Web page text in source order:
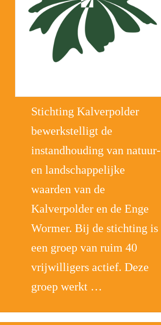
Stichting Kalverpolder
bewerkstelligt de
instandhouding van natuur-
en landschappelijke
waarden van de
Kalverpolder en de Enge
Wormer. Bij de stichting is
een groep van ruim 40
vrijwilligers actief. Deze
groep werkt …